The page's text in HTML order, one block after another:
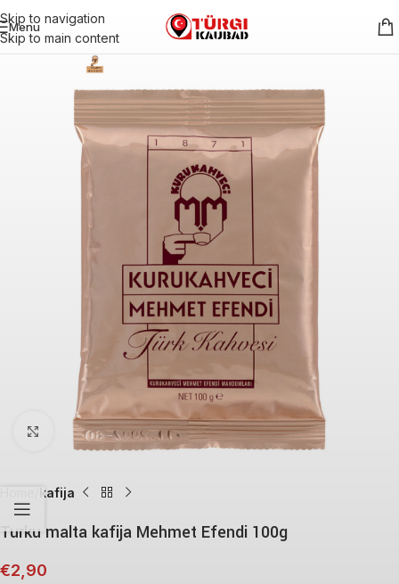
Skip to navigation
Skip to main content
Menu
Click to enlarge
kafija
Turku malta kafija Mehmet Efendi 100g
€2,90